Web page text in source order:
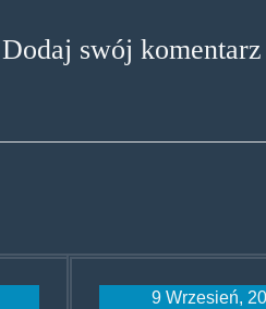
Dodaj swój komentarz
9 Wrzesień,